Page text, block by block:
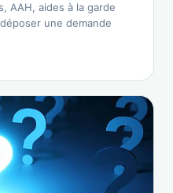
AAH, aides à la garde
une demande